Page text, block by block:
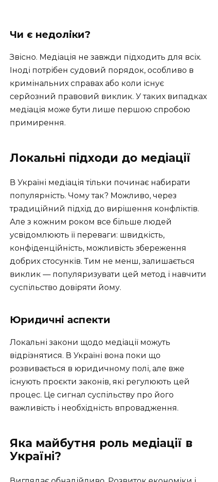
Чи є недоліки?
Звісно. Медіація не завжди підходить для всіх.
Іноді потрібен судовий порядок, особливо в
кримінальних справах або коли існує
серйозний правовий виклик. У таких випадках
медіація може бути лише першою спробою
примирення.
Локальні підходи до медіації
В Україні медіація тільки починає набирати
популярність. Чому так? Можливо, через
традиційний підхід до вирішення конфліктів.
Але з кожним роком все більше людей
усвідомлюють її переваги: швидкість,
конфіденційність, можливість збереження
добрих стосунків. Тим не менш, залишається
виклик — популяризувати цей метод і навчити
суспільство довіряти йому.
Юридичні аспекти
Локальні закони щодо медіації можуть
відрізнятися. В Україні вона поки що
розвивається в юридичному полі, але вже
існують проєкти законів, які регулюють цей
процес. Це сигнал суспільству про його
важливість і необхідність впровадження.
Яка майбутня роль медіації в
Україні?